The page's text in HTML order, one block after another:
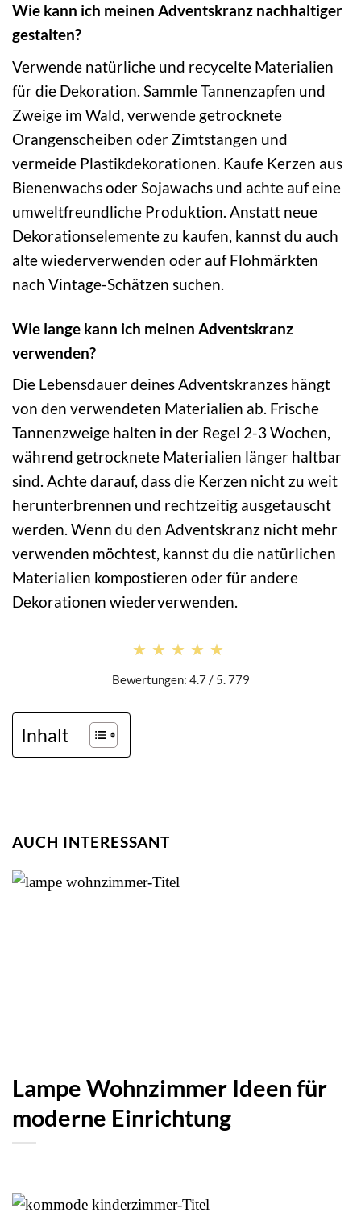
Wie kann ich meinen Adventskranz nachhaltiger
gestalten?
Verwende natürliche und recycelte Materialien
für die Dekoration. Sammle Tannenzapfen und
Zweige im Wald, verwende getrocknete
Orangenscheiben oder Zimtstangen und
vermeide Plastikdekorationen. Kaufe Kerzen aus
Bienenwachs oder Sojawachs und achte auf eine
umweltfreundliche Produktion. Anstatt neue
Dekorationselemente zu kaufen, kannst du auch
alte wiederverwenden oder auf Flohmärkten
nach Vintage-Schätzen suchen.
Wie lange kann ich meinen Adventskranz
verwenden?
Die Lebensdauer deines Adventskranzes hängt
von den verwendeten Materialien ab. Frische
Tannenzweige halten in der Regel 2-3 Wochen,
während getrocknete Materialien länger haltbar
sind. Achte darauf, dass die Kerzen nicht zu weit
herunterbrennen und rechtzeitig ausgetauscht
werden. Wenn du den Adventskranz nicht mehr
verwenden möchtest, kannst du die natürlichen
Materialien kompostieren oder für andere
Dekorationen wiederverwenden.
★★★★★
★★★★★
Bewertungen: 4.7 / 5. 779
Inhalt
AUCH INTERESSANT
Lampe Wohnzimmer Ideen für
moderne Einrichtung